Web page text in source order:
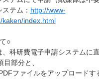
テム： http://www-
kaken/index.html
○
科研費電子申請システムに
部分と、
ファイルをアップロードす